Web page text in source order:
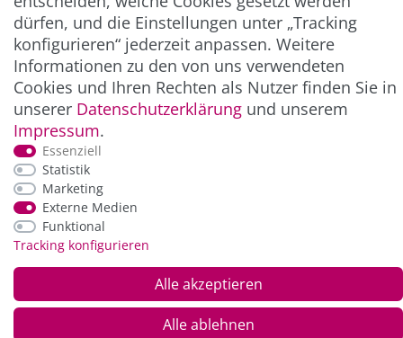
*Alle Preise inkl. der gesetzl. MwSt. zzgl.
und Versandkosten
dürfen, und die Einstellungen unter „Tracking
konfigurieren“ jederzeit anpassen. Weitere
Informationen zu den von uns verwendeten
Cookies und Ihren Rechten als Nutzer finden Sie in
unserer Daten­schutz­erklärung und unserem
Impressum.
Essenziell
Statistik
Marketing
Externe Medien
Funktional
Tracking konfigurieren
Alle akzeptieren
Alle ablehnen
© Copyright 2026 Alle Rechte vorbehalten. |